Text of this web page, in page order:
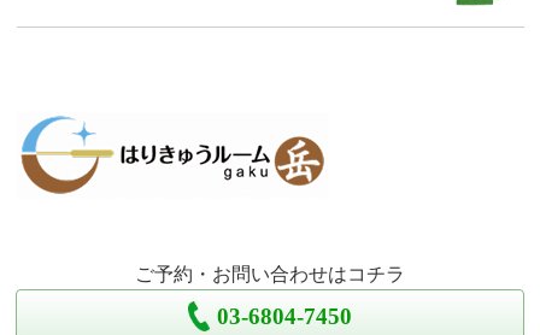
ご予約・お問い合わせはコチラ
03-6804-7450